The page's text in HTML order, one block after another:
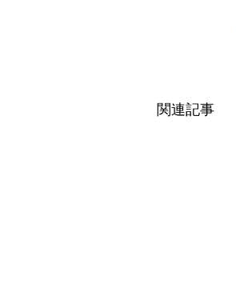
関連記事